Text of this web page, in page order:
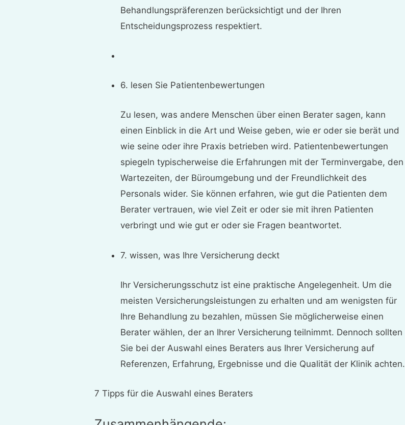
Behandlungspräferenzen berücksichtigt und der Ihren
Entscheidungsprozess respektiert.
6. lesen Sie Patientenbewertungen
Zu lesen, was andere Menschen über einen Berater sagen, kann
einen Einblick in die Art und Weise geben, wie er oder sie berät und
wie seine oder ihre Praxis betrieben wird. Patientenbewertungen
spiegeln typischerweise die Erfahrungen mit der Terminvergabe, den
Wartezeiten, der Büroumgebung und der Freundlichkeit des
Personals wider. Sie können erfahren, wie gut die Patienten dem
Berater vertrauen, wie viel Zeit er oder sie mit ihren Patienten
verbringt und wie gut er oder sie Fragen beantwortet.
7. wissen, was Ihre Versicherung deckt
Ihr Versicherungsschutz ist eine praktische Angelegenheit. Um die
meisten Versicherungsleistungen zu erhalten und am wenigsten für
Ihre Behandlung zu bezahlen, müssen Sie möglicherweise einen
Berater wählen, der an Ihrer Versicherung teilnimmt. Dennoch sollten
Sie bei der Auswahl eines Beraters aus Ihrer Versicherung auf
Referenzen, Erfahrung, Ergebnisse und die Qualität der Klinik achten.
7 Tipps für die Auswahl eines Beraters